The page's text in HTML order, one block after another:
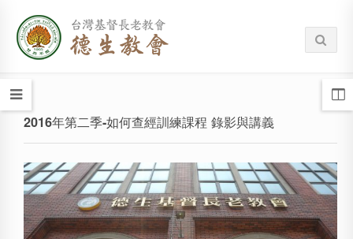
2016年第二季-如何查經訓練課程 錄影與講義